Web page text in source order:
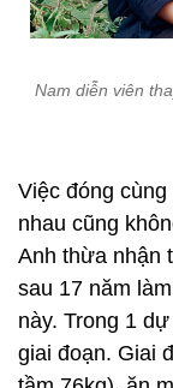
Nam diễn viên
Việc đóng
nhau cũng
Anh thừa nhận
sau 17 năm
này. Trong 1
giai đoạn. Giai